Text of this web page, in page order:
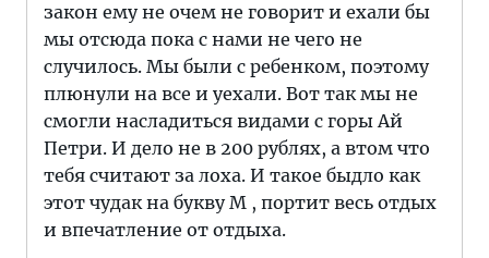
закон ему не очем не говорит и ехали бы
мы отсюда пока с нами не чего не
случилось. Мы были с ребенком, поэтому
плюнули на все и уехали. Вот так мы не
смогли насладиться видами с горы Ай
Петри. И дело не в 200 рублях, а втом что
тебя считают за лоха. И такое быдло как
этот чудак на букву М , портит весь отдых
и впечатление от отдыха.